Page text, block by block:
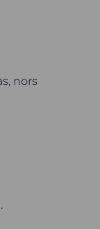
nors